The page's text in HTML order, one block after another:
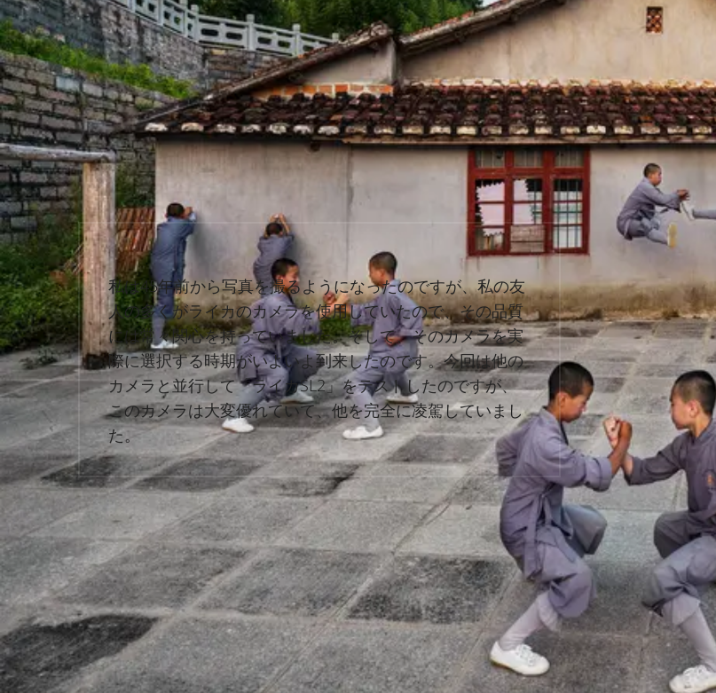
私は45年前から写真を撮るようになったのですが、私の友
人の多くがライカのカメラを使用していたので、その品質
には常々関心を持っていました。そして、そのカメラを実
際に選択する時期がいよいよ到来したのです。今回は他の
カメラと並行して「ライカSL2」をテストしたのですが、
このカメラは大変優れていて、他を完全に凌駕していまし
た。